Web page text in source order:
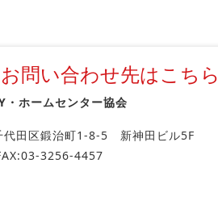
問い合わせ先はこちら
ホームセンター協会
田区鍛治町1-8-5 新神田ビル5F
3256-4457